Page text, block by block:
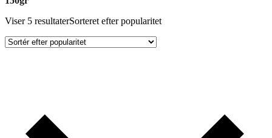
Viser 5 resultaterSorteret efter popularitet